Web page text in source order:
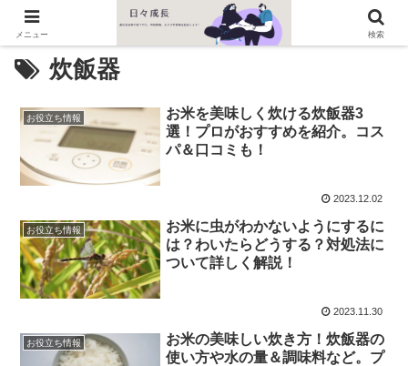
炊飯器
お役立ち情報
お米を美味しく炊ける炊飯器3
選！プロがおすすめを紹介。コス
パ＆口コミも！
2023.12.02
お役立ち情報
お米に虫がわかないようにするに
は？わいたらどうする？対処法に
ついて詳しく解説！
2023.11.30
お役立ち情報
お米の美味しい炊き方！炊飯器の
使い方や水の量＆調味料など。プ
メニュー 検索